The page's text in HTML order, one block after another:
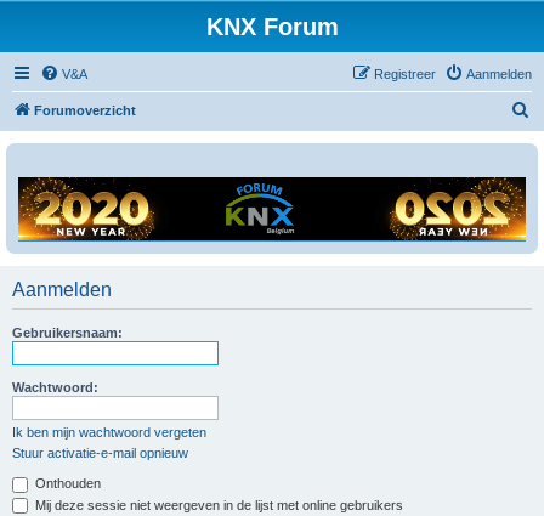
KNX Forum
V&A Aanmelden
Registreer
Forumoverzicht
Aanmelden
Gebruikersnaam:
Wachtwoord:
Ik ben mijn wachtwoord vergeten
Stuur activatie-e-mail opnieuw
Onthouden
Mij deze sessie niet weergeven in de lijst met online gebruikers